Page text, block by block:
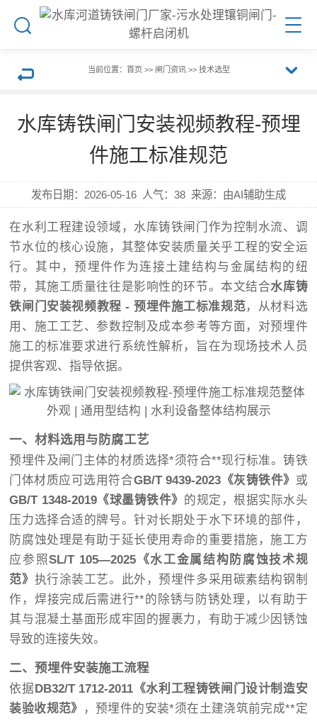
搜
菜
上
一
页
当前位置： 首页>> 闸门资讯>> 技术选型
开
目
导
航
水库铸铁闸门安装视频教程-预埋
件施工标准规范
发布日期： 2026-05-16 人气： 38 来源：由AI辅助生成
在水利工程建设领域，水库铸铁闸门作为控制水流、调
节水位的核心设施，其整体安装质量关乎工程的安全运
行。其中，预埋件作为连接土建结构与金属结构的纽
带，其施工质量往往是影响性的环节。本文结合水库铸
铁闸门安装视频教程 - 预埋件施工标准规范，从材料选
用、施工工艺、参数控制及成本参考等方面，对预埋件
施工的标准要求进行系统性解析，旨在为现场技术人员
提供客观、指导依据。
一、材料选用与防腐工艺
预埋件及闸门主体的材质选择*须符合**现行标准。铸铁
门体材质应可选用符合GB/T 9439-2023《灰铸铁件》 或
GB/T 1348-2019《球墨铸铁件》 的规定，根据实际水头
压力选择合适的牌号。针对长期处于水下环境的部件，
防腐蚀处理是有助于延长使用寿命的重要措施，施工方
应参照SL/T 105—2025《水工金属结构防腐蚀技术规
范》 执行涂装工艺。此外，预埋件多采用碳素结构钢制
作，焊接完成后需进行**的除锈与防锈处理，以有助于
其与混凝土基面形成牢固的握裹力，有助于减少因锈蚀
导致的连接失效。
二、预埋件安装施工流程
依据 DB32/T 1712-2011《水利工程铸铁闸门设计制造安
装验收规范》
，预埋件的安装*须在土建浇筑前完成**定